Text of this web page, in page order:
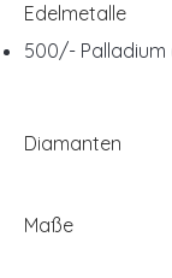
Edelmetalle
500/-
Diamanten
Maße